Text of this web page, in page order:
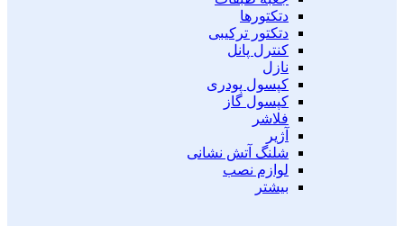
دتکتورها
دتکتور ترکیبی
کنترل پانل
نازل
کپسول پودری
کپسول گاز
فلاشر
آژیر
شلنگ آتش نشانی
لوازم نصب
بیشتر